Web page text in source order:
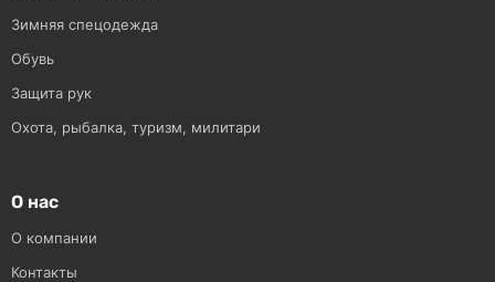
Зимняя спецодежда
Обувь
Защита рук
Охота, рыбалка, туризм, милитари
О нас
О компании
Контакты